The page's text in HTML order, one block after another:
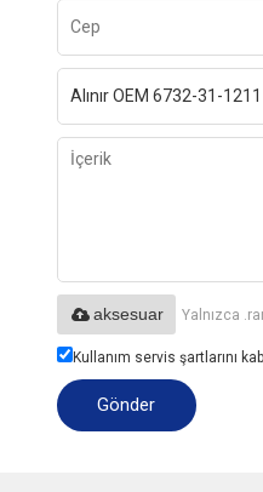
Yalnızca
aksesuar
Kullanım servis şartlarını
Gönder